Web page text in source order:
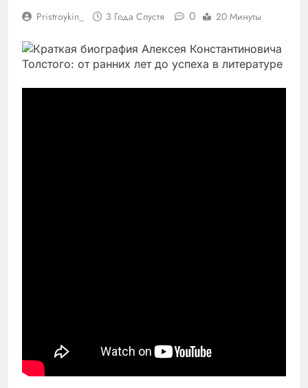
Pristroykin_ 3 Года Спустя 0 20 Минуты